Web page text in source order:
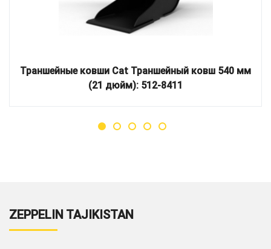
Траншейные ковши Cat Траншейный ковш 540 мм
(21 дюйм): 512-8411
ZEPPELIN TAJIKISTAN